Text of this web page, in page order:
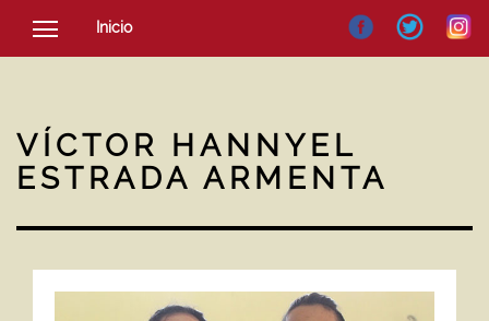
Inicio
SOCIEDAD
NOTICIAS
VÍCTOR HANNYEL
ESTRADA ARMENTA